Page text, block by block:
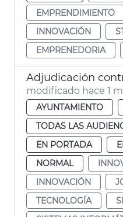
EMPRENDIMIENTO
INNOVACIÓN
EMPRENEDORIA
modificado hace 1
AYUNTAMIENTO
TODAS LAS
EN PORTADA
NORMAL
INNOVACIÓN
TECNOLOGÍA